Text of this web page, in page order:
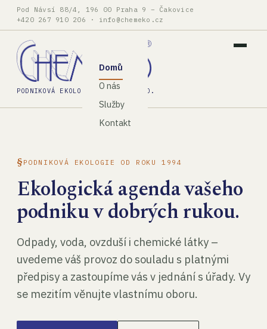
Pod Návsí 88/4, 196 00 Praha 9 – Čakovice
+420 267 910 206 · info@chemeko.cz
PODNIKOVÁ EKOLOGIE, SPOL. S R.O.
Domů
O nás
Služby
Kontakt
PODNIKOVÁ EKOLOGIE OD ROKU 1994
Ekologická agenda vašeho
podniku v dobrých rukou.
Odpady, voda, ovzduší i chemické látky –
uvedeme váš provoz do souladu s platnými
předpisy a zastoupíme vás v jednání s úřady. Vy
se mezitím věnujte vlastnímu oboru.